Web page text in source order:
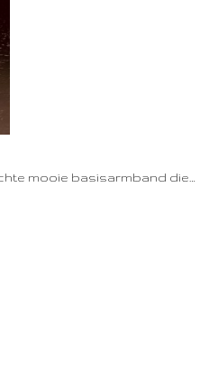
mooie basisarmband die…